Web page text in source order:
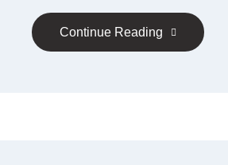
Continue Reading